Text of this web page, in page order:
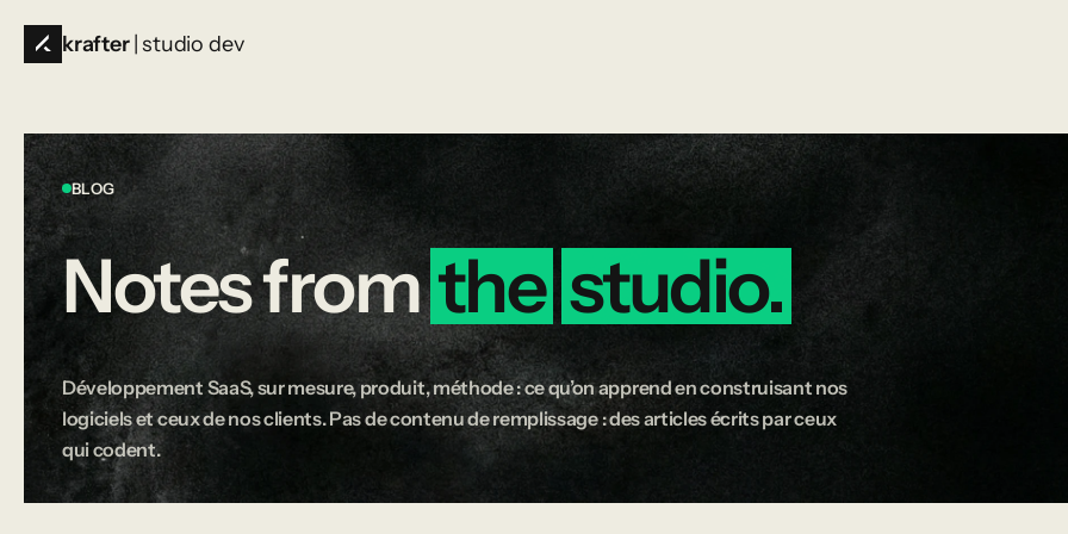
krafter | studio dev
BLOG
Notesfrom the studio.
Développement SaaS, sur mesure, produit, méthode : ce qu’on apprend en construisant nos
logiciels et ceux de nos clients. Pas de contenu de remplissage : des articles écrits par ceux
qui codent.